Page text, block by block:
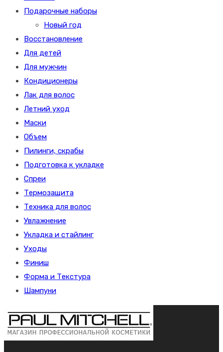
Подарочные наборы
Новый год
Восстановление
Для детей
Для мужчин
Кондиционеры
Лак для волос
Летний уход
Маски
Объем
Пилинги, скрабы
Подготовка к укладке
Спреи
Термозащита
Техника для волос
Увлажнение
Укладка и стайлинг
Уходы
Финиш
Форма и Текстура
Шампуни